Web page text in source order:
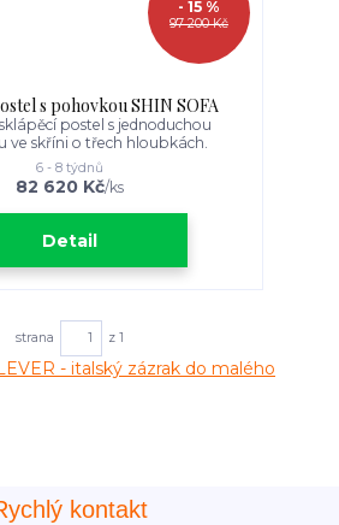
97 200 Kč
- 15 %
s pohovkou SHIN SOFA
postel s jednoduchou
ve skříni o třech hloubkách.
82 620 Kč/ks
6 - 8 týdnů
Detail
strana z 1
kontakt